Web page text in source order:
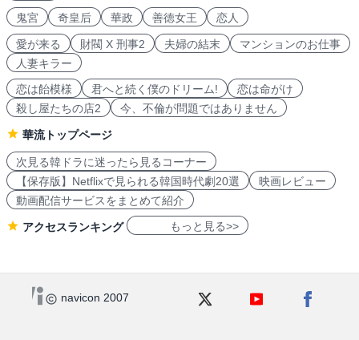
鬼宮
奇皇后 華政 善徳女王 恋人
愛が来る 財閥 X 刑事2 夫婦の結末
マンションのお仕事
人妻キラー
恋は飴模様
君へと続く僕のドリーム!
恋は命がけ
殺し屋たちの店2
今、不倫が問題ではありません
華流トップページ
次見る韓ドラに迷ったら見るコーナー
【保存版】Netflixで見られる韓国時代劇20選
映画レビュー
動画配信サービスをまとめて紹介
アクセスランキング もっと見る>>
navicon 2007